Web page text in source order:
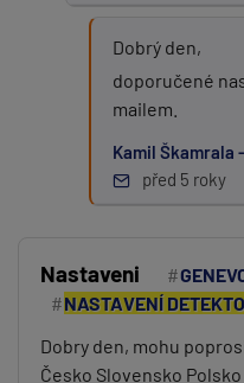
Dobrý den,
doporučené
mailem.
Kamil Škamrala -
před 5 roky
Nastaveni
NASTAVENÍ
Dobry den, mohu
Česko Slovensko